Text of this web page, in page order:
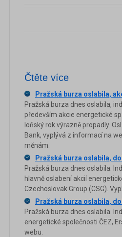
Čtěte více
Pražská burza oslabila,
Pražská burza dnes oslabila,
především akcie energetické
loňský rok výrazně propadly.
Bank, vyplývá z informací na
měnám.
Pražská burza oslabila,
Pražská burza dnes oslabila.
hlavně oslabení akcií
Czechoslovak Group (CSG).
Pražská burza oslabila,
Pražská burza dnes oslabila.
energetické společnosti ČEZ,
webu.